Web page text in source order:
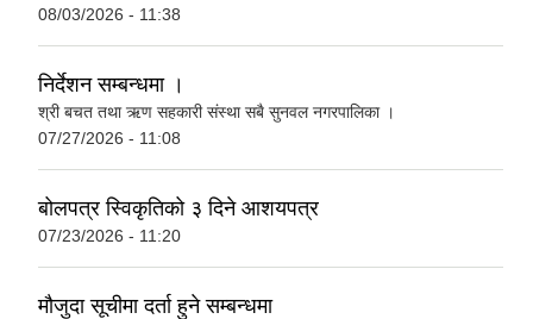
08/03/2026 - 11:38
निर्देशन सम्बन्धमा ।
श्री बचत तथा ऋण सहकारी संस्था सबै सुनवल नगरपालिका ।
07/27/2026 - 11:08
बोलपत्र स्विकृतिको ३ दिने आशयपत्र
07/23/2026 - 11:20
मौजुदा सूचीमा दर्ता हुने सम्बन्धमा